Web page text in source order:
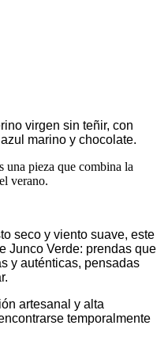
virgen sin teñir, con
marino y chocolate.
una pieza que combina la
verano.
seco y viento suave, este
Junco Verde: prendas que
y auténticas, pensadas
artesanal y alta
temporalmente